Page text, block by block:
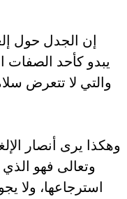
إن الجدل حول
يبدو كأحد الصفات
والتي لا تتعرض
يرى أنصار
وتعالى فهو الذي
استرجاعها، ولا